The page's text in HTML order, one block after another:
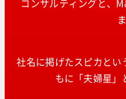
社名に掲げたスピカとい
もに「夫婦星」